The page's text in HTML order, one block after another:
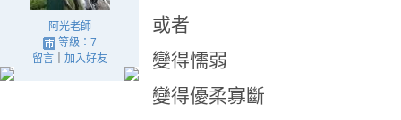
阿光老師
等級：7
留言｜ 加入好友
或者
變得懦弱
變得優柔寡斷